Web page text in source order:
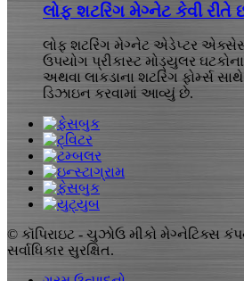
લોફ શટરિંગ મેગ્નેટ કેવી રીતે
લોફ શટરિંગ મેગ્નેટ એડેપ્ટર
ઉપયોગ પ્રીકાસ્ટ મોડ્યુલર
અથવા લાકડાના શટરિંગ ફોર્મ્સ
ડિઝાઇન કરવામાં આવ્યું છે.
© કૉપિરાઇટ - ચુઝોઉ મીકો મેગ્નેટિક્સ
સર્વાધિકાર સુરક્ષિત.